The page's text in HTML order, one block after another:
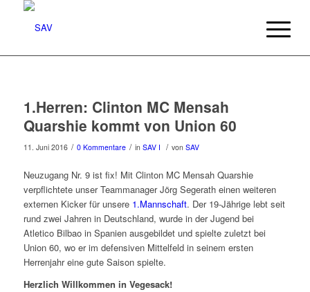
1.Herren: Clinton MC Mensah
Quarshie kommt von Union 60
11. Juni 2016 / 0 Kommentare / in SAV I / von SAV
Neuzugang Nr. 9 ist fix! Mit Clinton MC Mensah Quarshie
verpflichtete unser Teammanager Jörg Segerath einen weiteren
externen Kicker für unsere 1.Mannschaft. Der 19-Jährige lebt seit
rund zwei Jahren in Deutschland, wurde in der Jugend bei
Atletico Bilbao in Spanien ausgebildet und spielte zuletzt bei
Union 60, wo er im defensiven Mittelfeld in seinem ersten
Herrenjahr eine gute Saison spielte.
Herzlich Willkommen in Vegesack!